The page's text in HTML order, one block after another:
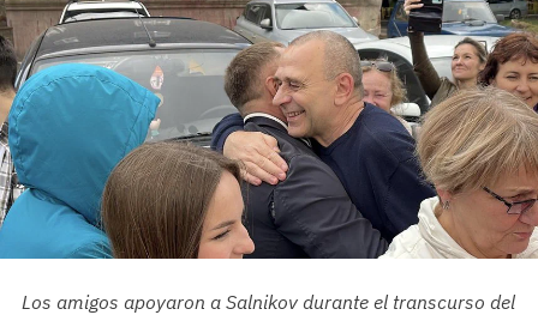
Los amigos apoyaron a Salnikov durante el transcurso del